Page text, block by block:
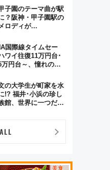
は直通列車で横浜
子園のテーマ曲が駅
？阪神・甲子園駅の
ロディが
ンジの特別仕様へ、
始発から
国際線タイムセー
ワイ往復11万円台･
万円台～、憧れのビ
行まで狙える激アツ
とめ（8/10まで）
の大学生が町家を水
!? 福井･小浜の珍し
館、世界に一つだけ